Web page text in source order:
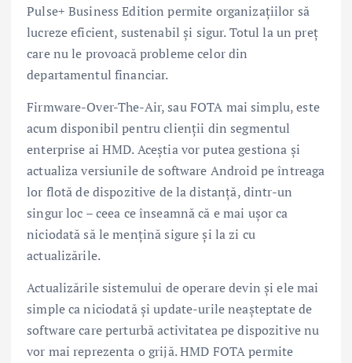
Pulse+ Business Edition permite organizațiilor să
lucreze eficient, sustenabil și sigur. Totul la un preț
care nu le provoacă probleme celor din
departamentul financiar.
Firmware-Over-The-Air, sau FOTA mai simplu, este
acum disponibil pentru clienții din segmentul
enterprise ai HMD. Aceștia vor putea gestiona și
actualiza versiunile de software Android pe întreaga
lor flotă de dispozitive de la distanță, dintr-un
singur loc – ceea ce înseamnă că e mai ușor ca
niciodată să le mențină sigure și la zi cu
actualizările.
Actualizările sistemului de operare devin și ele mai
simple ca niciodată și update-urile neașteptate de
software care perturbă activitatea pe dispozitive nu
vor mai reprezenta o grijă. HMD FOTA permite